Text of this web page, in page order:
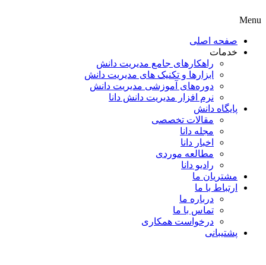
Menu
صفحه اصلی
خدمات
راهکارهای جامع مدیریت دانش
ابزارها و تکنیک‌ های مدیریت دانش
دوره‌های آموزشی مدیریت دانش
نرم افزار مدیریت دانش دانا
پایگاه دانش
مقالات تخصصی
مجله دانا
اخبار دانا
مطالعه موردی
رادیو دانا
مشتریان ما
ارتباط با ما
درباره ما
تماس با ما
درخواست همکاری
پشتیبانی